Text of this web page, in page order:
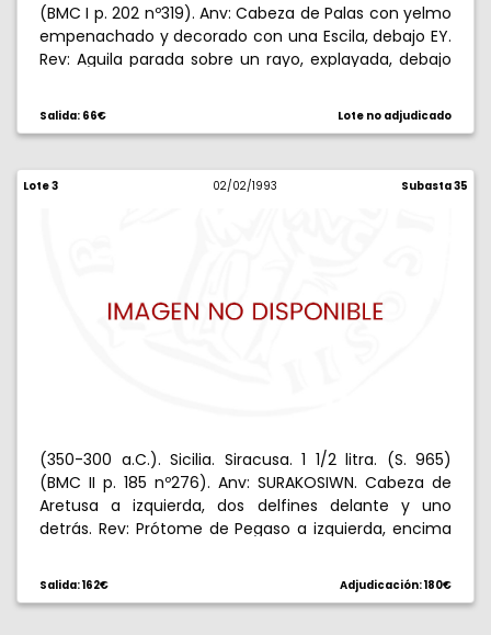
(BMC I p. 202 nº319). Anv: Cabeza de Palas con yelmo
empenachado y decorado con una Escila, debajo EY.
Rev: Aguila parada sobre un rayo, explayada, debajo
Anverso algo descentrado. MBC+.
Salida: 66€ Lote no adjudicado
Lote 3 02/02/1993 Subasta 35
(350-300 a.C.). Sicilia. Siracusa. 1 1/2 litra. (S. 965)
(BMC II p. 185 nº276). Anv: SURAKOSIWN. Cabeza de
Aretusa a izquierda, dos delfines delante y uno
detrás. Rev: Prótome de Pegaso a izquierda, encima
Salida: 162€ Adjudicación: 180€